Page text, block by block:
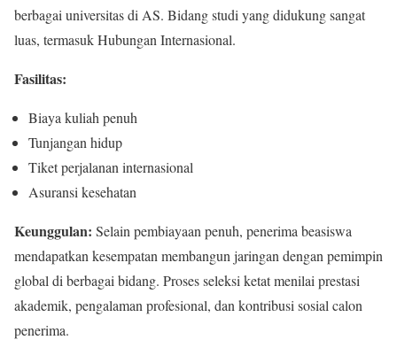
berbagai universitas di AS. Bidang studi yang didukung sangat
luas, termasuk Hubungan Internasional.
Fasilitas:
Biaya kuliah penuh
Tunjangan hidup
Tiket perjalanan internasional
Asuransi kesehatan
Keunggulan: Selain pembiayaan penuh, penerima beasiswa
mendapatkan kesempatan membangun jaringan dengan pemimpin
global di berbagai bidang. Proses seleksi ketat menilai prestasi
akademik, pengalaman profesional, dan kontribusi sosial calon
penerima.